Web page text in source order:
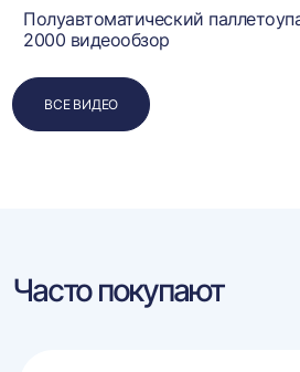
Полуавтоматический
2000 видеообзор
ВСЕ ВИДЕО
Часто покупают